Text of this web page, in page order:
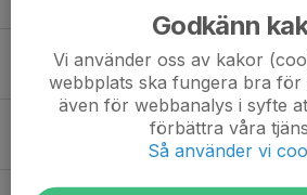
Avslutning 2023
10 dec 2023 11
Tångahallen minicup 2023
9 dec 2023 1
Godkänn
Vi använder oss av kakor
webbplats ska fungera bra för
även för webbanalys i syfte
förbättra våra
Så använder vi